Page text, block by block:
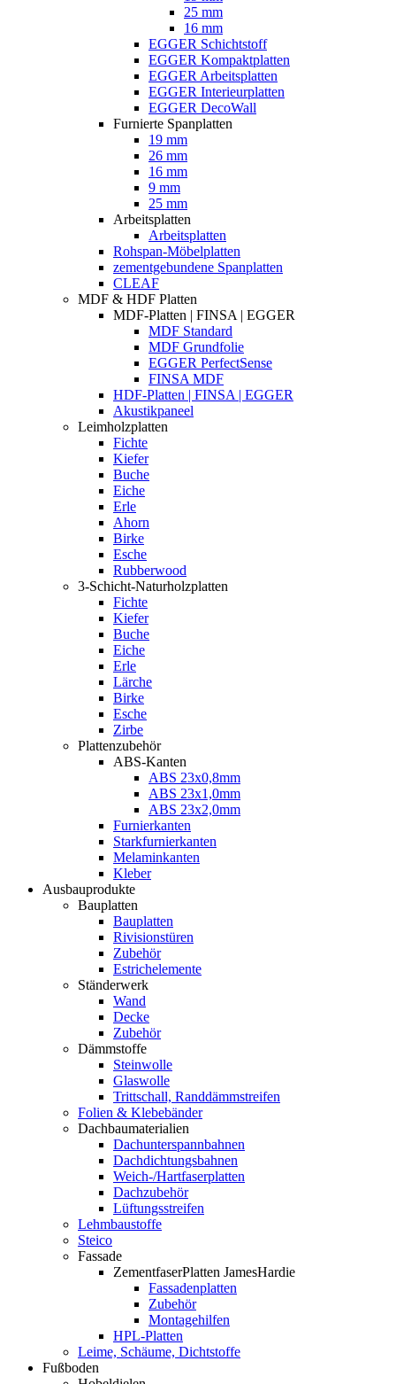
25 mm
16 mm
EGGER Schichtstoff
EGGER Kompaktplatten
EGGER Arbeitsplatten
EGGER Interieurplatten
EGGER DecoWall
Furnierte Spanplatten
19 mm
26 mm
16 mm
9 mm
25 mm
Arbeitsplatten
Arbeitsplatten
Rohspan-Möbelplatten
zementgebundene Spanplatten
CLEAF
MDF & HDF Platten
MDF-Platten | FINSA | EGGER
MDF Standard
MDF Grundfolie
EGGER PerfectSense
FINSA MDF
HDF-Platten | FINSA | EGGER
Akustikpaneel
Leimholzplatten
Fichte
Kiefer
Buche
Eiche
Erle
Ahorn
Birke
Esche
Rubberwood
3-Schicht-Naturholzplatten
Fichte
Kiefer
Buche
Eiche
Erle
Lärche
Birke
Esche
Zirbe
Plattenzubehör
ABS-Kanten
ABS 23x0,8mm
ABS 23x1,0mm
ABS 23x2,0mm
Furnierkanten
Starkfurnierkanten
Melaminkanten
Kleber
Ausbauprodukte
Bauplatten
Bauplatten
Rivisionstüren
Zubehör
Estrichelemente
Ständerwerk
Wand
Decke
Zubehör
Dämmstoffe
Steinwolle
Glaswolle
Trittschall, Randdämmstreifen
Folien & Klebebänder
Dachbaumaterialien
Dachunterspannbahnen
Dachdichtungsbahnen
Weich-/Hartfaserplatten
Dachzubehör
Lüftungsstreifen
Lehmbaustoffe
Steico
Fassade
ZementfaserPlatten JamesHardie
Fassadenplatten
Zubehör
Montagehilfen
HPL-Platten
Leime, Schäume, Dichtstoffe
Fußboden